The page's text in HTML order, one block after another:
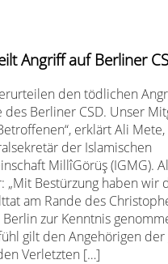
Angriff auf Berliner
den tödlichen
des Berliner CSD. Unser
erklärt Ali Mete,
der Islamischen
MillîGörüş (IGMG).
„Mit Bestürzung haben wir
am Rande des
Berlin zur Kenntnis
gilt den Angehörigen
Verletzten […]